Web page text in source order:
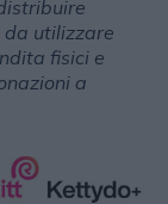
utilizzare
fisici e
a